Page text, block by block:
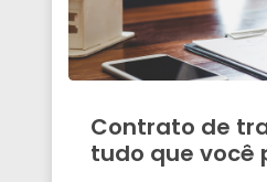
Contrato de
tudo que você